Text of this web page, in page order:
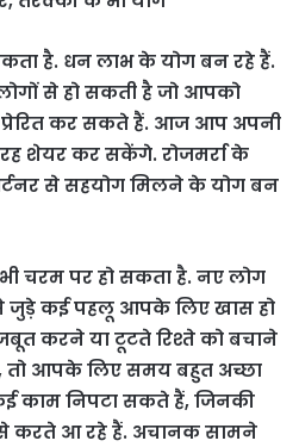
है. धन लाभ के योग बन रहे हैं.
से हो सकती है जो आपको
कर सकते हैं. आज आप अपनी
शेयर कर सकेंगे. रोजमर्रा के
से सहयोग मिलने के योग बन
चरम पर हो सकता है. नए लोग
जुड़े कई पहलू आपके लिए खास हो
करने या टूटते रिश्ते को बचाने
तो आपके लिए समय बहुत अच्छा
काम निपटा सकते हैं, जिनकी
करते आ रहे हैं. अचानक सामने